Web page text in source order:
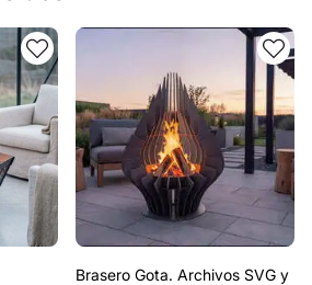
Brasero Gota. Archivos SVG y